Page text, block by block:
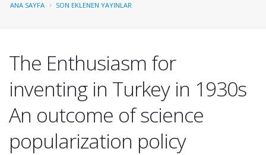
ANA SAYFA SON EKLENEN YAYINLAR
The Enthusiasm for
inventing in Turkey in 1930s
An outcome of science
popularization policy